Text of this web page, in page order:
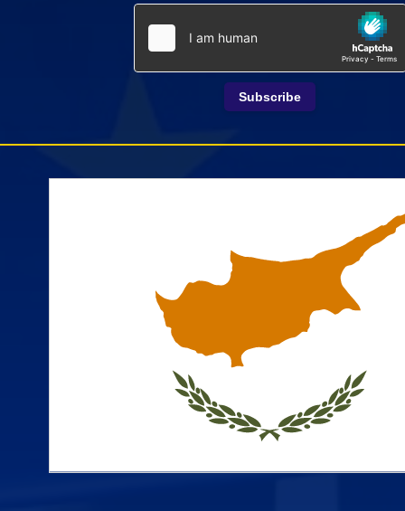
Subscribe